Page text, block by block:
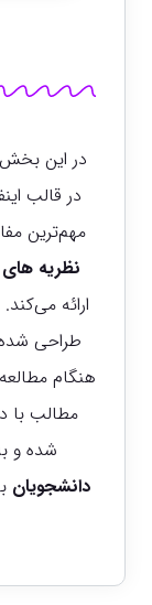
در این
در قالب
مهم‌ترین
نظریه
ارائه
طراحی شده
هنگام
مطالب با
شده و
دانشجویان